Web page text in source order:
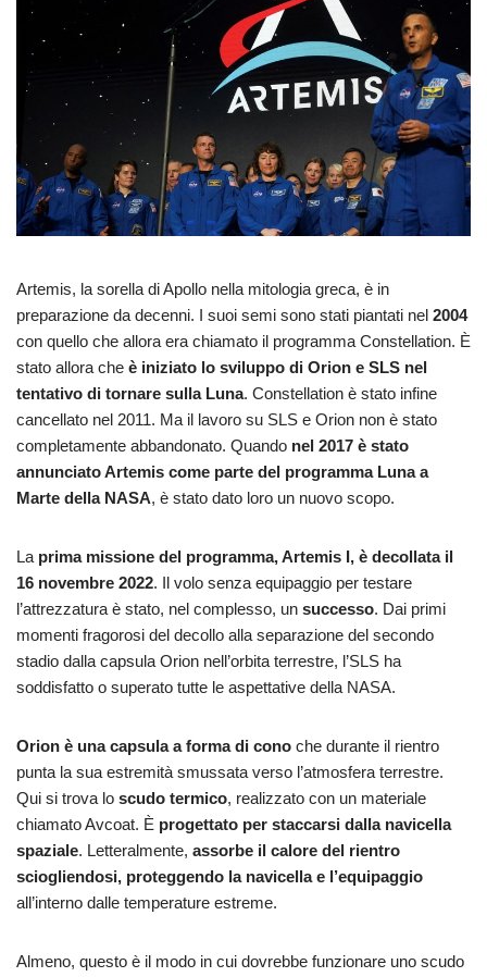
Artemis, la sorella di Apollo nella mitologia greca, è in
preparazione da decenni. I suoi semi sono stati piantati nel 2004
con quello che allora era chiamato il programma Constellation. È
stato allora che è iniziato lo sviluppo di Orion e SLS nel
tentativo di tornare sulla Luna. Constellation è stato infine
cancellato nel 2011. Ma il lavoro su SLS e Orion non è stato
completamente abbandonato. Quando nel 2017 è stato
annunciato Artemis come parte del programma Luna a
Marte della NASA, è stato dato loro un nuovo scopo.
La prima missione del programma,Artemis I, è decollata il
16 novembre 2022. Il volo senza equipaggio per testare
l’attrezzatura è stato, nel complesso, un successo. Dai primi
momenti fragorosi del decollo alla separazione del secondo
stadio dalla capsula Orion nell’orbita terrestre, l’SLS ha
soddisfatto o superato tutte le aspettative della NASA.
Orion è una capsula a forma di cono che durante il rientro
punta la sua estremità smussata verso l’atmosfera terrestre.
Qui si trova lo scudo termico, realizzato con un materiale
chiamato Avcoat. È progettato per staccarsi dalla navicella
spaziale. Letteralmente, assorbe il calore del rientro
sciogliendosi, proteggendo la navicella e l’equipaggio
all’interno dalle temperature estreme.
Almeno, questo è il modo in cui dovrebbe funzionare uno scudo